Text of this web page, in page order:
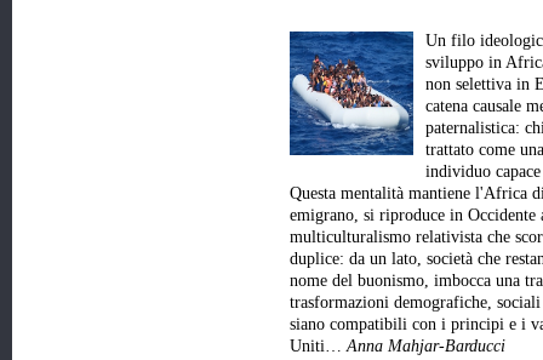
Un filo
sviluppo in
non selettiva in
catena causale
paternalistica:
trattato come
individuo
Questa mentalità mantiene l'Africa
emigrano, si riproduce in Occidente
multiculturalismo relativista che
duplice: da un lato, società che
nome del buonismo, imbocca una
trasformazioni demografiche,
siano compatibili con i principi e i
Uniti…Anna Mahjar-Barducci